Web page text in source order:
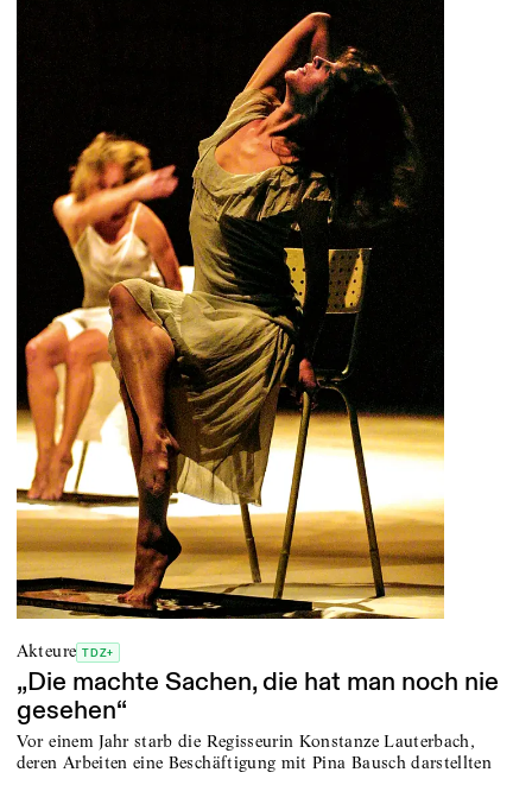
Akteure TDZ+
„Die machte Sachen, die hat man noch nie
gesehen“
Vor einem Jahr starb die Regisseurin Konstanze Lauterbach,
deren Arbeiten eine Beschäftigung mit Pina Bausch darstellten